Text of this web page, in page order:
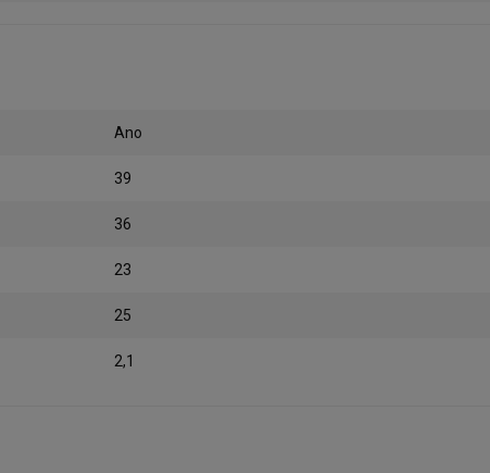
Ano
39
36
23
25
2,1